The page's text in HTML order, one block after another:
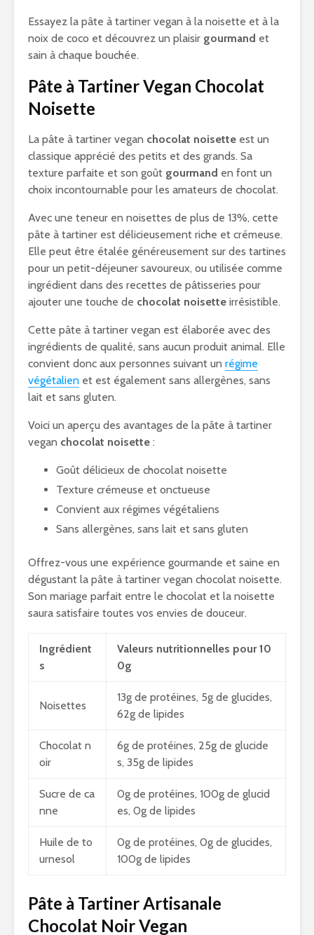
Essayez la pâte à tartiner vegan à la noisette et à la
noix de coco et découvrez un plaisir gourmand et
sain à chaque bouchée.
Pâte à Tartiner Vegan Chocolat
Noisette
La pâte à tartiner vegan chocolat noisette est un
classique apprécié des petits et des grands. Sa
texture parfaite et son goût gourmand en font un
choix incontournable pour les amateurs de chocolat.
Avec une teneur en noisettes de plus de 13%, cette
pâte à tartiner est délicieusement riche et crémeuse.
Elle peut être étalée généreusement sur des tartines
pour un petit-déjeuner savoureux, ou utilisée comme
ingrédient dans des recettes de pâtisseries pour
ajouter une touche de chocolat noisette irrésistible.
Cette pâte à tartiner vegan est élaborée avec des
ingrédients de qualité, sans aucun produit animal. Elle
convient donc aux personnes suivant un régime
végétalien et est également sans allergènes, sans
lait et sans gluten.
Voici un aperçu des avantages de la pâte à tartiner
vegan chocolat noisette :
Goût délicieux de chocolat noisette
Texture crémeuse et onctueuse
Convient aux régimes végétaliens
Sans allergènes, sans lait et sans gluten
Offrez-vous une expérience gourmande et saine en
dégustant la pâte à tartiner vegan chocolat noisette.
Son mariage parfait entre le chocolat et la noisette
saura satisfaire toutes vos envies de douceur.
Ingrédient
s
Valeurs nutritionnelles pour 10
0g
Noisettes
13g de protéines, 5g de glucides,
62g de lipides
Chocolat n
oir
6g de protéines, 25g de glucide
s, 35g de lipides
Sucre de ca
nne
0g de protéines, 100g de glucid
es, 0g de lipides
Huile de to
urnesol
0g de protéines, 0g de glucides,
100g de lipides
Pâte à Tartiner Artisanale
Chocolat Noir Vegan